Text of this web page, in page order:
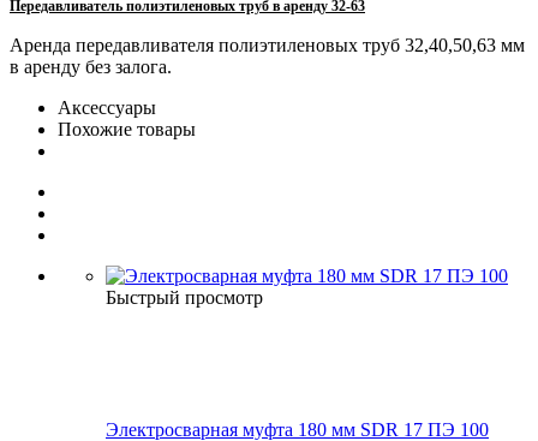
Передавливатель полиэтиленовых труб в аренду 32-63
Аренда передавливателя полиэтиленовых труб 32,40,50,63 мм
в аренду без залога.
Аксессуары
Похожие товары
Быстрый просмотр
Электросварная муфта 180 мм SDR 17 ПЭ 100